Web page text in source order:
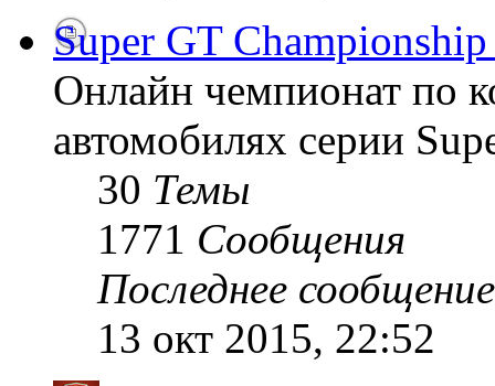
Super GT
Онлайн чемпионат по
автомобилях серии
30 Темы
1771 Сообщения
Последнее сообщение
13 окт 2015, 22:52